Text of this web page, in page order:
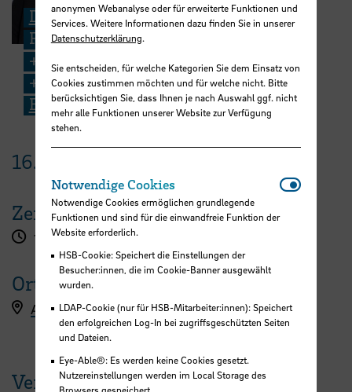
Dr. Judith Ebeling
Forschungsreferentin
+49 421 5905 2173
+49 176 1514 0347
E-Mail
16.
Zeit
12:00 - 13:00 Uhr
Ort
Anmeldung
Veranstaltungen der HSB
anonymen Webanalyse oder für erweiterte Funktionen und
Services. Weitere Informationen dazu finden Sie in unserer
Datenschutzerklärung.
Sie entscheiden, für welche Kategorien Sie dem Einsatz von
Cookies zustimmen möchten und für welche nicht. Bitte
berücksichtigen Sie, dass Ihnen je nach Auswahl ggf. nicht
mehr alle Funktionen unserer Website zur Verfügung
stehen.
Notwendige Cookies
Notwendige Cookies ermöglichen grundlegende
Funktionen und sind für die einwandfreie Funktion der
Website erforderlich.
HSB-Cookie: Speichert die Einstellungen der
Besucher:innen, die im Cookie-Banner ausgewählt
wurden.
LDAP-Cookie (nur für HSB-Mitarbeiter:innen): Speichert
den erfolgreichen Log-In bei zugriffsgeschützten Seiten
und Dateien.
Eye-Able®: Es werden keine Cookies gesetzt.
Nutzereinstellungen werden im Local Storage des